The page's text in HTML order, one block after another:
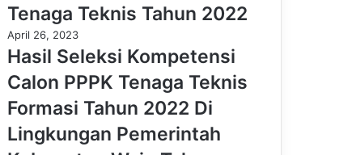
Tenaga Teknis Tahun 2022
April 26, 2023
Hasil Seleksi Kompetensi
Calon PPPK Tenaga Teknis
Formasi Tahun 2022 Di
Lingkungan Pemerintah